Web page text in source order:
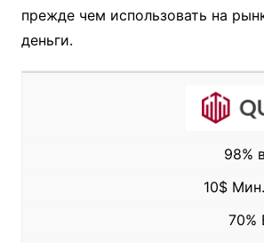
прежде чем использовать на
деньги.
98%
10$
70%